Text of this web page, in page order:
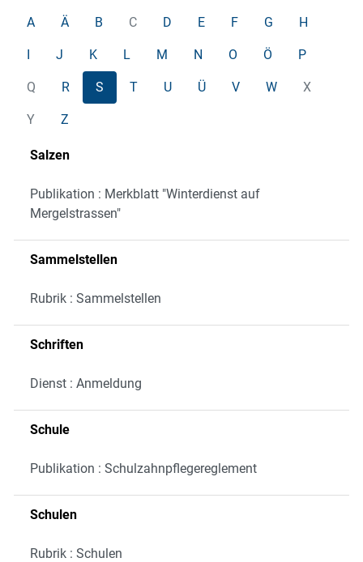
A Ä B C D E F G H
I J K L M N O Ö P
Q R S T U Ü V W X
Y Z
Salzen
Publikation : Merkblatt "Winterdienst auf
Mergelstrassen"
Sammelstellen
Rubrik : Sammelstellen
Schriften
Dienst : Anmeldung
Schule
Publikation : Schulzahnpflegereglement
Schulen
Rubrik : Schulen